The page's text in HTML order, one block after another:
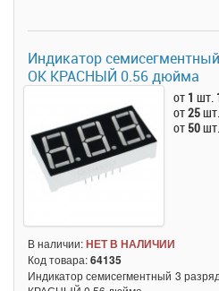
Индикатор
ОК КРАСНЫЙ 0.56 дюйма
от 1 шт.
от25шт.
от 50
В наличии:НЕТ В НАЛИЧИИ
Код товара:64135
Индикатор семисегментный 3